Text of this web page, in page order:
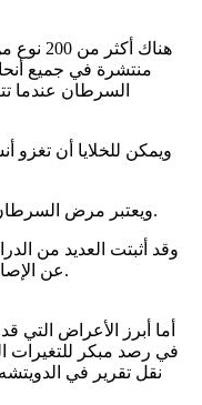
هناك
منتشرة في جميع
السرطان عندما
ويمكن للخلايا أن تغزو
ويعتبر مرض السرطان أحد الأسباب الرئيسية للوفاة في العالم.
وقد أثبتت العديد من
عن الإصابة فهذا يزيد من نسب الشفاء بشكل كبير.
أما أبرز الأعراض التي
في رصد مبكر
نقل تقرير في